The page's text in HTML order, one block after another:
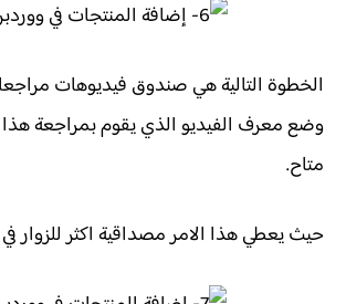
الخطوة التالية هي صندوق فيديوهات
وضع معرف الفيديو الذي يقوم بمراجعة هذا
متاح.
حيث يعطي هذا الامر مصداقية اكثر للزوار